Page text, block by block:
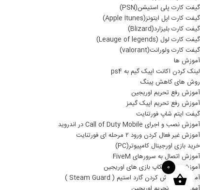
گیفت کارت پلی استیشن(PSN)
گیفت کارت اپل ایتونز(Apple Itunes)
گیفت کارت بلیزارد(Blizard)
گیفت کارت لول (Leauge of legends)
گیفت کارت ولورانت(valorant)
آموزش ها
لینک کردن اکانت اپیک گیم به ps4
روش های کاهش پینگ
آموزش رفع تحریم اوریجین
آموزش رفع تحریم اپیک گیمز
گیفت ایتم شاپ فورتنایت
آموزش نصب و اجرای Call of Duty Mobile در اندروید
آموزش غیر فعال کردن ورود ۲ مرحله ای فورتنایت
خرید بازی اورجینال کامپیوتر(PC)
آموزش اتصال به سرورهای FiveM
آموزش نصب بکاپ بازی های اوریجین
آموزش خاموش کردن گارد استیم ( Steam Guard )
0